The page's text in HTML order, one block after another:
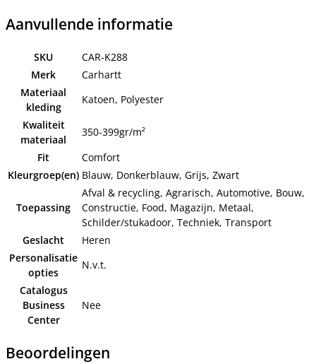
Aanvullende informatie
SKU
CAR-K288
Merk
Carhartt
Materiaal
kleding
Katoen, Polyester
Kwaliteit
materiaal
350-399gr/m²
Fit
Comfort
Kleurgroep(en) Blauw, Donkerblauw, Grijs, Zwart
Toepassing
Afval & recycling, Agrarisch, Automotive, Bouw,
Constructie, Food, Magazijn, Metaal,
Schilder/stukadoor, Techniek, Transport
Geslacht
Heren
Personalisatie
opties
N.v.t.
Catalogus
Business
Center
Nee
Beoordelingen